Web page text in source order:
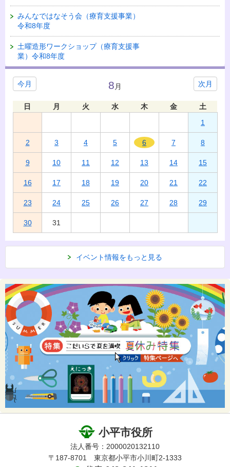
みんなではなそう会（療育支援事業）
令和8年度
土曜造形ワークショップ（療育支援事
業）令和8年度
今月 次月
8 月
日 月 火 水 木 金
土
1
2 3 4 5 6 7 8
9 10 11 12 13 14 15
16 17 18 19 20 21 22
23 24 25 26 27 28 29
30 31
イベント情報をもっと見る
小平市役所
法人番号：2000020132110
〒187-8701 東京都小平市小川町2-1333